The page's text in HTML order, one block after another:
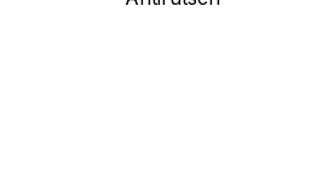
verschiedene Benutzer auf der